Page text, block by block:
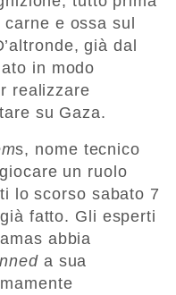
e ossa sul
già dal
in modo
realizzare
su Gaza.
s, nome tecnico
un ruolo
lo scorso sabato 7
fatto. Gli esperti
abbia
a sua